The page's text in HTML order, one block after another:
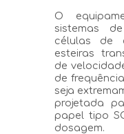
O
sistemas
células de
esteiras
de
de
seja
projetada
papel tipo
dosagem.